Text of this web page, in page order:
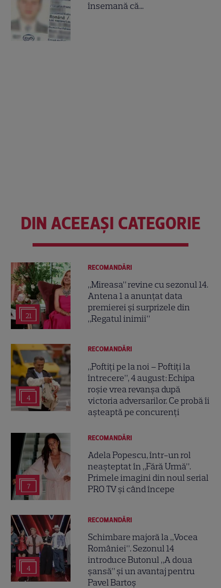
însemană că...
DIN ACEEAȘI CATEGORIE
21
RECOMANDĂRI
„Mireasa” revine cu sezonul 14.
Antena 1 a anunțat data
premierei și surprizele din
„Regatul inimii”
4
RECOMANDĂRI
„Poftiți pe la noi – Poftiți la
întrecere”, 4 august: Echipa
roșie vrea revanșa după
victoria adversarilor. Ce probă îi
așteaptă pe concurenți
7
RECOMANDĂRI
Adela Popescu, într-un rol
neașteptat în „Fără Urmă”.
Primele imagini din noul serial
PRO TV și când începe
4
RECOMANDĂRI
Schimbare majoră la „Vocea
României”. Sezonul 14
introduce Butonul „A doua
șansă” și un avantaj pentru
Pavel Bartoș